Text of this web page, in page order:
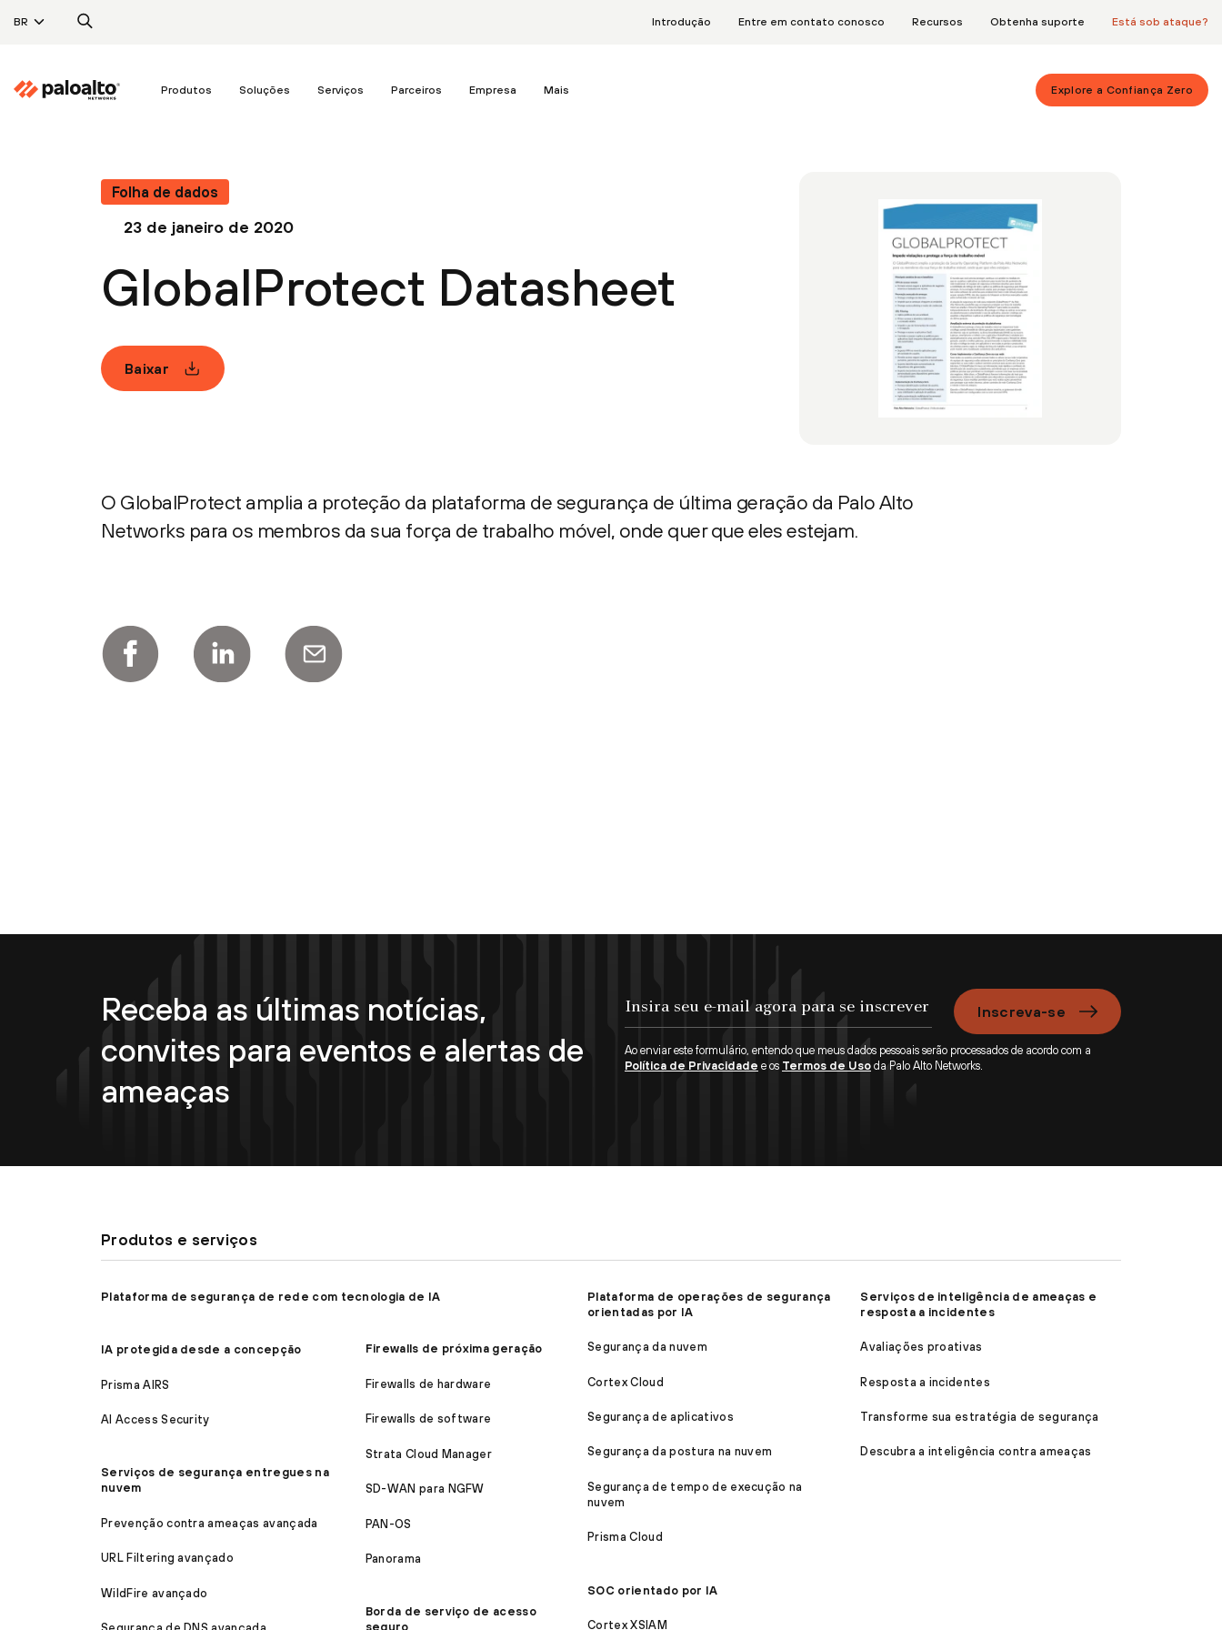
BR Introdução Entre em contato conosco Recursos Obtenha suporte Está sob ataque?
Produtos Soluções Serviços Parceiros Empresa Mais Explore a Confiança Zero
Folha de dados
23 de janeiro de 2020
GlobalProtect Datasheet
Baixar
O GlobalProtect amplia a proteção da plataforma de segurança de última geração da Palo Alto
Networks para os membros da sua força de trabalho móvel, onde quer que eles estejam.
Receba as últimas notícias,
convites para eventos e alertas de
ameaças
Inscreva-se
Ao enviar este formulário, entendo que meus dados pessoais serão processados de acordo com a
Política de Privacidade e os Termos de Uso da Palo Alto Networks.
Produtos e serviços
Plataforma de segurança de rede com tecnologia de IA
IA protegida desde a concepção
Prisma AIRS
AI Access Security
Serviços de segurança entregues na
nuvem
Prevenção contra ameaças avançada
URL Filtering avançado
WildFire avançado
Firewalls de próxima geração
Firewalls de hardware
Firewalls de software
Strata Cloud Manager
SD-WAN para NGFW
PAN-OS
Panorama
Borda de serviço de acesso
seguro
Plataforma de operações de segurança
orientadas por IA
Segurança da nuvem
Cortex Cloud
Segurança de aplicativos
Segurança da postura na nuvem
Segurança de tempo de execução na
nuvem
Prisma Cloud
SOC orientado por IA
Cortex XSIAM
Serviços de inteligência de ameaças e
resposta a incidentes
Avaliações proativas
Resposta a incidentes
Transforme sua estratégia de segurança
Descubra a inteligência contra ameaças